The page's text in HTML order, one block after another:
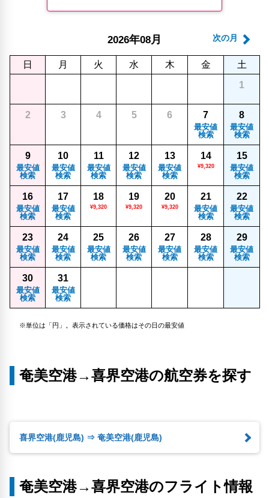
次の月
2026年08月
日 月 火 水 木 金
土
1
2 3 4 5 6 7
最安値
検索
8
最安値
検索
9
最安値
検索
10
最安値
検索
11
最安値
検索
12
最安値
検索
13
最安値
検索
14
¥9,320
15
最安値
検索
16
最安値
検索
17
最安値
検索
18
¥9,320
19
¥9,320
20
¥9,320
21
最安値
検索
22
最安値
検索
23
最安値
検索
24
最安値
検索
25
最安値
検索
26
最安値
検索
27
最安値
検索
28
最安値
検索
29
最安値
検索
30
最安値
検索
31
最安値
検索
※単位は「円」。表示されている価格はその日の最安値
奄美空港→喜界空港の航空券を探す
喜界空港(鹿児島) ⇒ 奄美空港(鹿児島)
奄美空港→喜界空港のフライト情報